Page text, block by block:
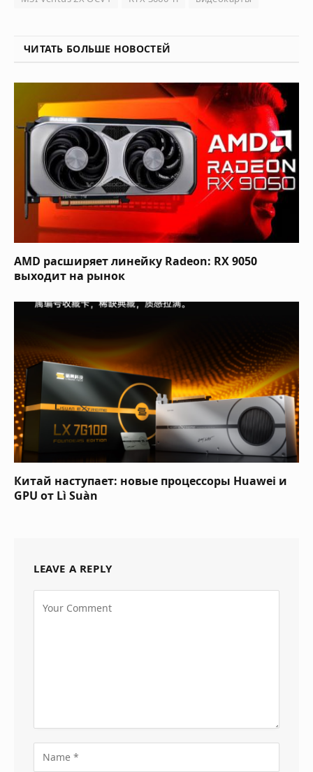
ЧИТАТЬ БОЛЬШЕ НОВОСТЕЙ
AMD расширяет линейку Radeon: RX 9050
выходит на рынок
Китай наступает: новые процессоры Huawei и
GPU от Lì Suàn
LEAVE A REPLY